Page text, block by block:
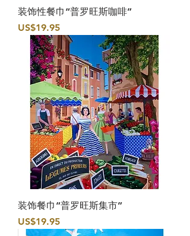
装饰性餐巾“普罗旺斯咖啡”
價格
US$19.95
装饰餐巾“普罗旺斯集市”
價格
US$19.95